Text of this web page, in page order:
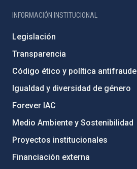
INFORMACIÓN INSTITUCIONAL
Legislación
Transparencia
Código ético y política antifraude
Igualdad y diversidad de género
Forever IAC
Medio Ambiente y Sostenibilidad
Proyectos institucionales
Financiación externa